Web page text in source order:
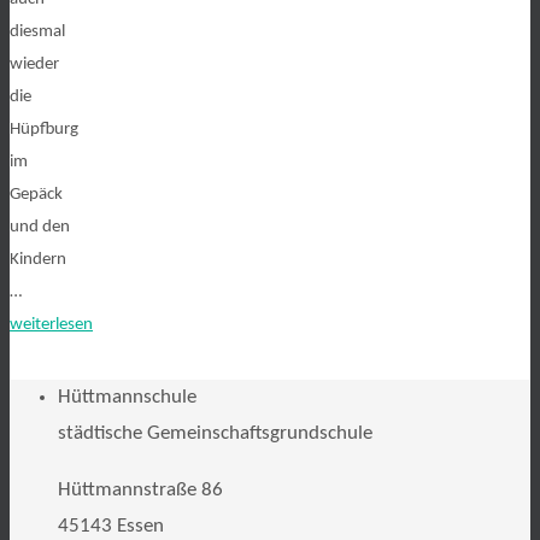
diesmal
wieder
die
Hüpfburg
im
Gepäck
und den
Kindern
…
weiterlesen
Hüttmannschule
städtische Gemeinschaftsgrundschule
Hüttmannstraße 86
45143 Essen